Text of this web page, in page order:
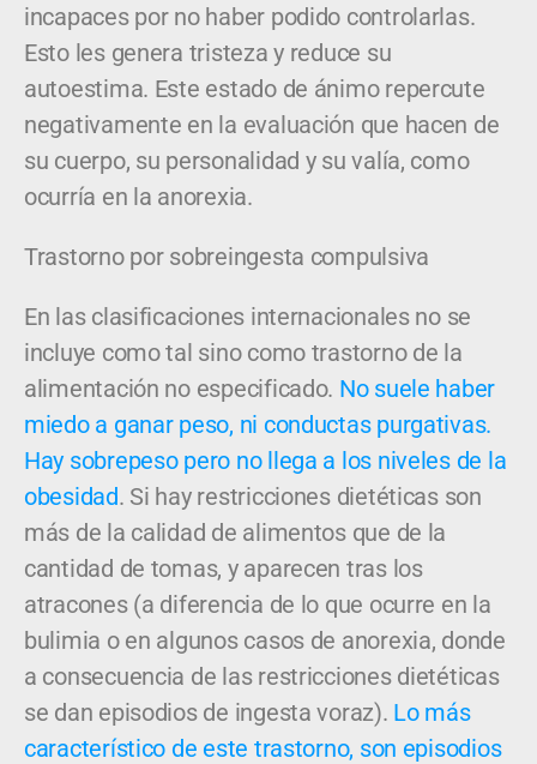
incapaces por no haber podido controlarlas.
Esto les genera tristeza y reduce su
autoestima. Este estado de ánimo repercute
negativamente en la evaluación que hacen de
su cuerpo, su personalidad y su valía, como
ocurría en la anorexia.
Trastorno por sobreingesta compulsiva
En las clasificaciones internacionales no se
incluye como tal sino como trastorno de la
alimentación no especificado. No suele haber
miedo a ganar peso, ni conductas purgativas.
Hay sobrepeso pero no llega a los niveles de la
obesidad. Si hay restricciones dietéticas son
más de la calidad de alimentos que de la
cantidad de tomas, y aparecen tras los
atracones (a diferencia de lo que ocurre en la
bulimia o en algunos casos de anorexia, donde
a consecuencia de las restricciones dietéticas
se dan episodios de ingesta voraz). Lo más
característico de este trastorno, son episodios